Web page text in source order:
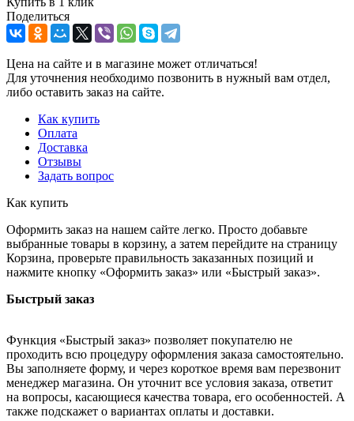
Поделиться
Цена на сайте и в магазине может отличаться!
Для уточнения необходимо позвонить в нужный вам отдел,
либо оставить заказ на сайте.
Как купить
Оплата
Доставка
Отзывы
Задать вопрос
Как купить
Оформить заказ на нашем сайте легко. Просто добавьте
выбранные товары в корзину, а затем перейдите на страницу
Корзина, проверьте правильность заказанных позиций и
нажмите кнопку «Оформить заказ» или «Быстрый заказ».
Быстрый заказ
Функция «Быстрый заказ» позволяет покупателю не
проходить всю процедуру оформления заказа самостоятельно.
Вы заполняете форму, и через короткое время вам перезвонит
менеджер магазина. Он уточнит все условия заказа, ответит
на вопросы, касающиеся качества товара, его особенностей. А
также подскажет о вариантах оплаты и доставки.